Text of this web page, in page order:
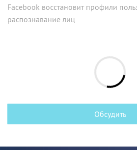
Facebook восстановит профили
распознавание лиц
Обсудить